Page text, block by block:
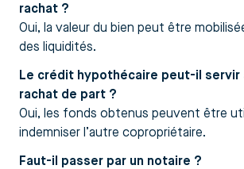
rachat ?
Oui, la valeur du bien peut être
des liquidités.
Le crédit hypothécaire peut-il servir
rachat de part ?
Oui, les fonds obtenus peuvent être
indemniser l’autre copropriétaire.
Faut-il passer par un notaire ?